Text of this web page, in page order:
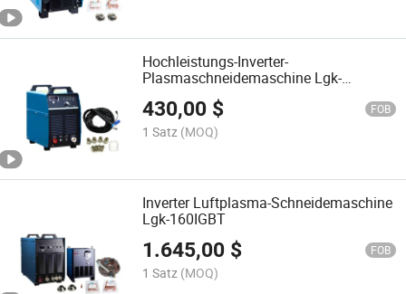
Hochleistungs-Inverter-
Plasmaschneidemaschine Lgk-
63IGBT/Welding und
Schneidemaschine
430,00 $ FOB
1 Satz (MOQ)
Inverter Luftplasma-Schneidemaschine
Lgk-160IGBT
1.645,00 $ FOB
1 Satz (MOQ)